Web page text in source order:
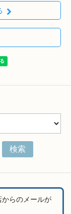
検索
らのメールが